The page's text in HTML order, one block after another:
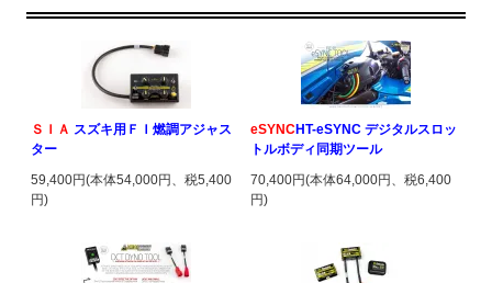
ＳＩＡ スズキ用ＦＩ燃調アジャス
ター
59,400円(本体54,000円、税5,400
円)
eSYNCHT-eSYNC デジタルスロッ
トルボディ同期ツール
70,400円(本体64,000円、税6,400
円)